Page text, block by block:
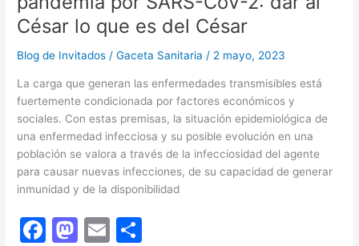
César lo que es del César
Blog de Invitados /Gaceta Sanitaria/ 2 mayo, 2023
La carga que generan las enfermedades transmisibles está
fuertemente condicionada por factores económicos y
sociales. Con estas premisas, la situación epidemiológica de
una enfermedad infecciosa y su posible evolución en una
población se valora a través de la infecciosidad del agente
para causar nuevas infecciones, de su capacidad de generar
inmunidad y de la disponibilidad
F
M E